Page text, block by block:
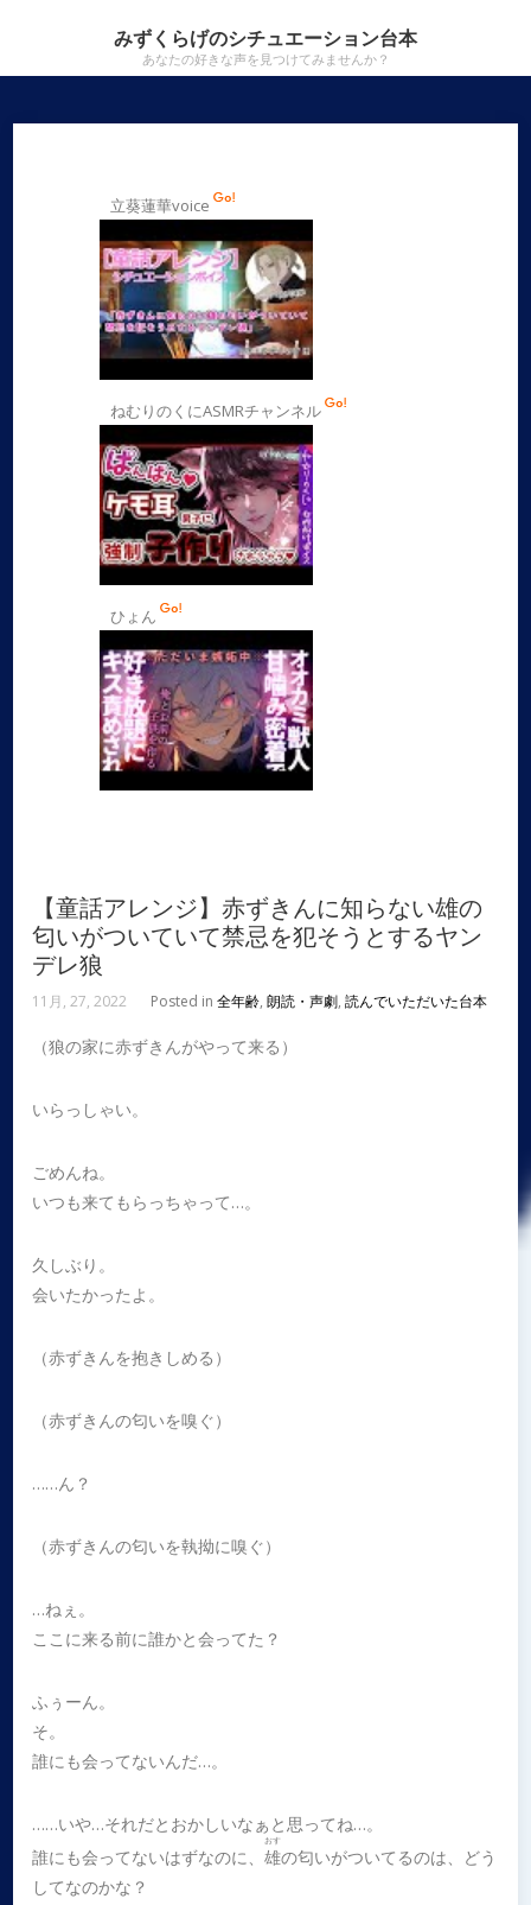
みずくらげのシチュエーション台本
あなたの好きな声を見つけてみませんか？
立葵蓮華voice
ねむりのくにASMRチャンネル
ひょん
【童話アレンジ】赤ずきんに知らない雄の
匂いがついていて禁忌を犯そうとするヤン
デレ狼
11月, 27, 2022 Posted in全年齢,朗読・声劇,読んでいただいた台本
（狼の家に赤ずきんがやって来る）
いらっしゃい。
ごめんね。
いつも来てもらっちゃって…。
久しぶり。
会いたかったよ。
（赤ずきんを抱きしめる）
（赤ずきんの匂いを嗅ぐ）
……ん？
（赤ずきんの匂いを執拗に嗅ぐ）
…ねぇ。
ここに来る前に誰かと会ってた？
ふぅーん。
そ。
誰にも会ってないんだ…。
……いや…それだとおかしいなぁと思ってね…。
誰にも会ってないはずなのに、雄
おす
の匂いがついてるのは、どう
してなのかな？